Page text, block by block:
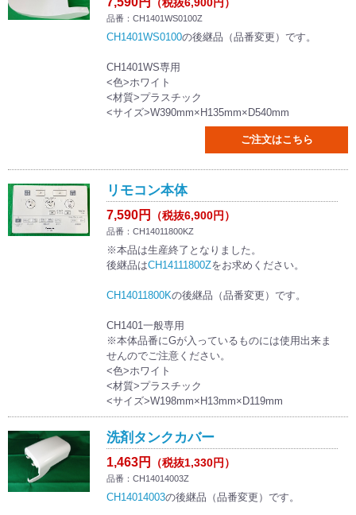
品番：CH1401WS0100Z
CH1401WS0100の後継品（品番変更）です。
CH1401WS専用
<色>ホワイト
<材質>プラスチック
<サイズ>W390mm×H135mm×D540mm
ご注文はこちら
リモコン本体
7,590円 （税抜6,900円）
品番：CH14011800KZ
※本品は生産終了となりました。
後継品はCH14111800Zをお求めください。
CH14011800Kの後継品（品番変更）です。
CH1401一般専用
※本体品番にGが入っているものには使用出来ま
せんのでご注意ください。
<色>ホワイト
<材質>プラスチック
<サイズ>W198mm×H13mm×D119mm
洗剤タンクカバー
1,463円 （税抜1,330円）
品番：CH14014003Z
CH14014003の後継品（品番変更）です。